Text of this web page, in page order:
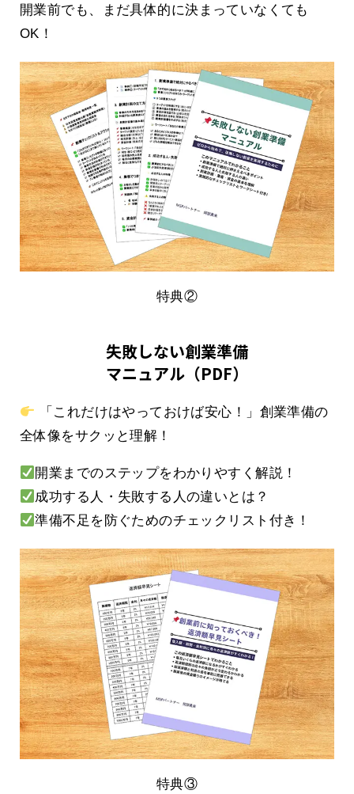
開業前でも、まだ具体的に決まっていなくても
OK！
特典②
失敗しない創業準備
マニュアル（PDF）
「これだけはやっておけば安心！」創業準備の
全体像をサクッと理解！
開業までのステップをわかりやすく解説！
成功する人・失敗する人の違いとは？
準備不足を防ぐためのチェックリスト付き！
特典③